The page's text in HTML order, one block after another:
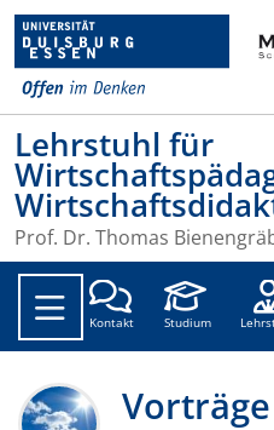
Lehrstuhl für
Prof. Dr. Thomas
Kontakt Studium
Vorträge